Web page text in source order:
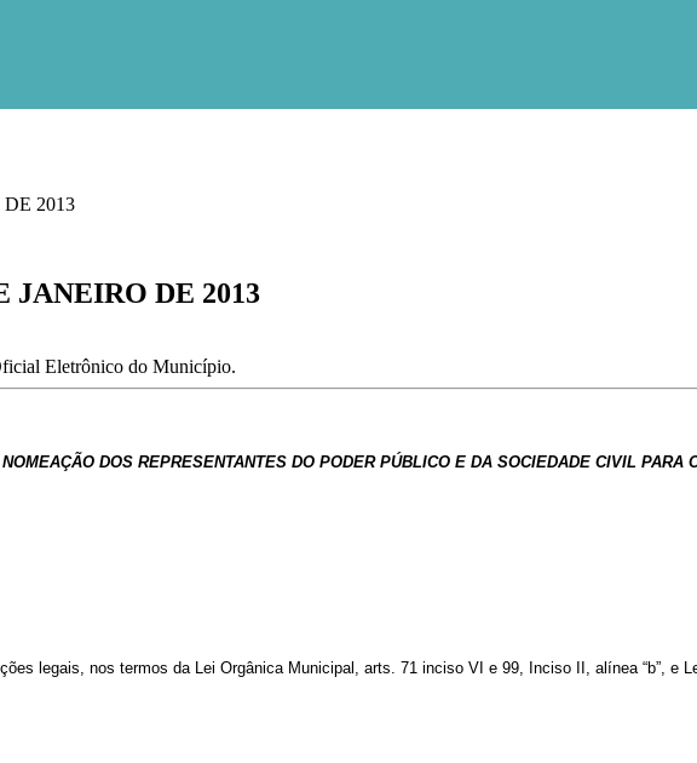
2013
JANEIRO DE 2013
Eletrônico do Município.
DOS REPRESENTANTES DO PODER PÚBLICO E DA SOCIEDADE CIVIL
legais, nos termos da Lei Orgânica Municipal, arts. 71 inciso VI e 99, Inciso II, alínea “b”, e